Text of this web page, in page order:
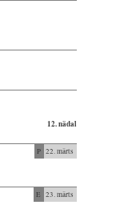
12. nädal
P 22. märts
E 23. märts